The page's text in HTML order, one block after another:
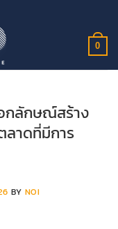
0
กลักษณ์สร้าง
ลาดที่มีการ
BY NOI